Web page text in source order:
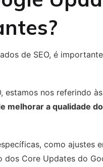
de SEO, é
estamos nos referindo às
melhorar a qualidade
como ajustes
Core Updates do